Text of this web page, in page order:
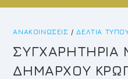
ΑΝΑΚΟΙΝΏΣΕΙΣ /ΔΕΛΤΊΑ
ΔΗΜΑΡΧΟΥ